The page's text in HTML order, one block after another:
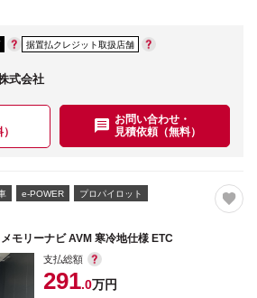
据置払クレジット取扱店舗
式会社
お問い合わせ・
見積依頼（無料）
e-POWER プロパイロット
モリーナビ AVM 寒冷地仕様 ETC
支払総額
291.0万円